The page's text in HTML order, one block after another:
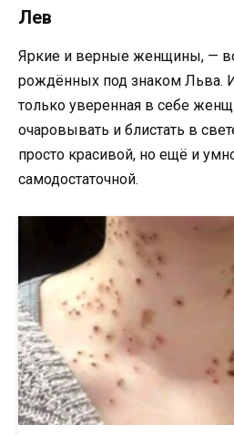
Лев
Яркие и верные женщины, —
рождённых под знаком Льва.
только уверенная в себе
очаровывать и блистать в
просто красивой, но ещё и
самодостаточной.